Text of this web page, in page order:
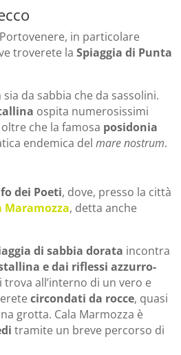
in particolare
troverete laSpiaggia di Punta
da sabbia che da sassolini.
ospita numerosissimi
oltre che la famosa posidonia
endemica delmare nostrum.
dei Poeti, dove, presso la città
Maramozza, detta anche
di sabbia dorata incontra
e dai riflessi azzurro-
trova all’interno di un vero e
circondati da rocce, quasi
grotta. Cala Marmozza è
tramite un breve percorso di